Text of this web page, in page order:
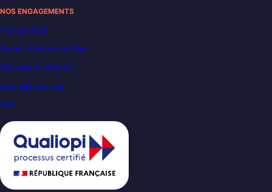
NOS ENGAGEMENTS
France 2030
Carbon Reduction Plan
Règlement intérieur
Accueil handicap
VAE